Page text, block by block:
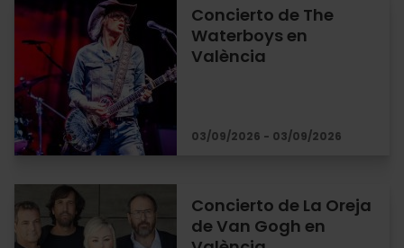
Concierto de The
Waterboys en
València
03/09/2026 - 03/09/2026
Concierto de La Oreja
de Van Gogh en